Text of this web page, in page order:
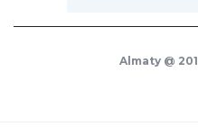
Almaty @